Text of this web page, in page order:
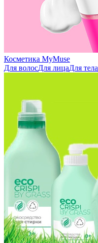
Косметика MyMuse
Для волосДля лицаДля тела